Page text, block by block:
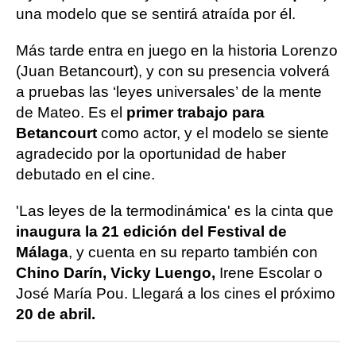
una modelo que se sentirá atraída por él.
Más tarde entra en juego en la historia Lorenzo
(Juan Betancourt), y con su presencia volverá
a pruebas las ‘leyes universales’ de la mente
de Mateo. Es el primer trabajo para
Betancourt como actor, y el modelo se siente
agradecido por la oportunidad de haber
debutado en el cine.
'Las leyes de la termodinámica' es la cinta que
inaugura la 21 edición del Festival de
Málaga, y cuenta en su reparto también con
Chino Darín, Vicky Luengo, Irene Escolar o
José María Pou. Llegará a los cines el próximo
20 de abril.​